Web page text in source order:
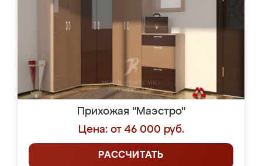
Прихожая "Маэстро"
Цена: от 46 000 руб.
РАССЧИТАТЬ